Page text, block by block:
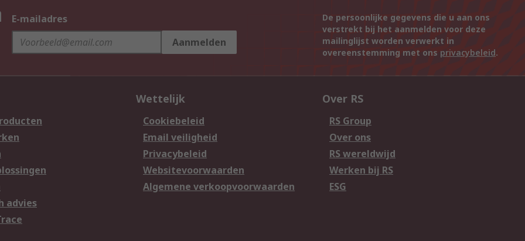
E-mailadres
Aanmelden
De persoonlijke gegevens die u aan ons
verstrekt bij het aanmelden voor deze
mailinglijst worden verwerkt in
overeenstemming met ons privacybeleid.
advies
Wettelijk
Cookiebeleid
Email veiligheid
Privacybeleid
Websitevoorwaarden
Algemene verkoopvoorwaarden
Over RS
RS Group
Over ons
RS wereldwijd
Werken bij RS
ESG